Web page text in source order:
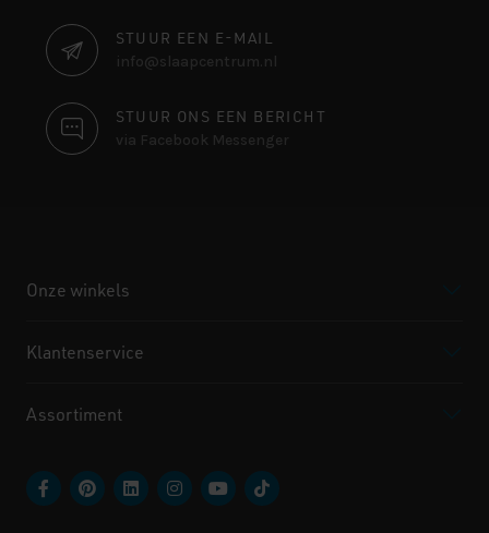
STUUR EEN E-MAIL
info@slaapcentrum.nl
STUUR ONS EEN BERICHT
via Facebook Messenger
Onze winkels
Klantenservice
Assortiment